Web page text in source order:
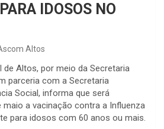
IDOSOS NO
Altos
de Altos, por meio da Secretaria
parceria com a Secretaria
Social, informa que será
maio a vacinação contra a Influenza
para idosos com 60 anos ou mais.